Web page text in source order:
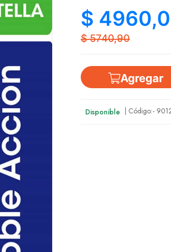
$
$ 5740,90
Agregar
Disponible | Código:-